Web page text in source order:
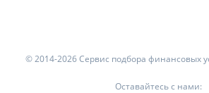
© 2014-2026 Сервис подбора финансовых
Оставайтесь с нами: